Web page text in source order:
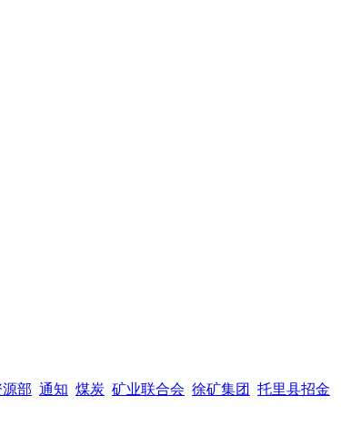
源部 通知 煤炭 矿业联合会 徐矿集团 托里县招金